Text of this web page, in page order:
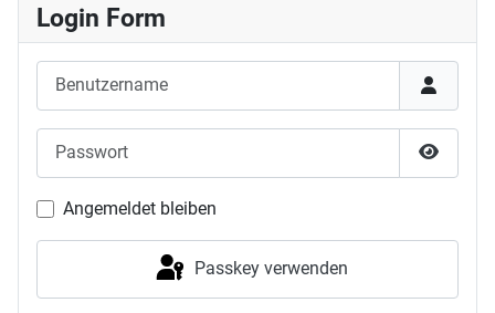
Login Form
Passwort
Angemeldet bleiben
Passkey verwenden